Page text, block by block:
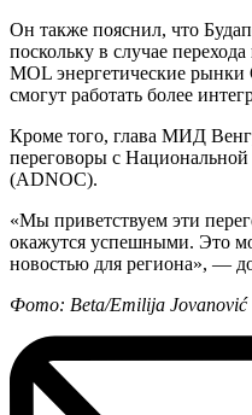
Он также пояснил, что
поскольку в случае
MOL энергетические
смогут работать более
Кроме того, глава МИД
переговоры с
(ADNOC).
«Мы приветствуем эти
окажутся успешными. Это
новостью для региона», —
Фото: Beta/Emilija Jovanović